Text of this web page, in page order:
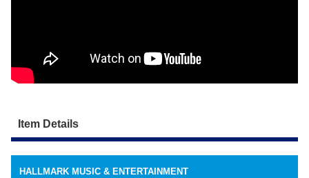
Item Details
HALLMARK MUSIC & ENTERTAINMENT